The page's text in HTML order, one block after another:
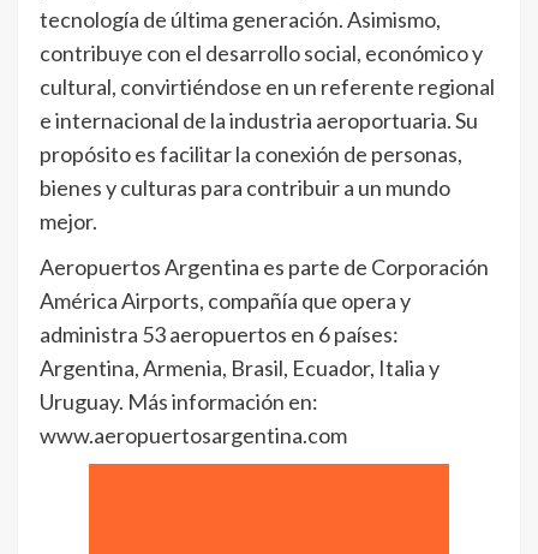
tecnología de última generación. Asimismo,
contribuye con el desarrollo social, económico y
cultural, convirtiéndose en un referente regional
e internacional de la industria aeroportuaria. Su
propósito es facilitar la conexión de personas,
bienes y culturas para contribuir a un mundo
mejor.
Aeropuertos Argentina es parte de Corporación
América Airports, compañía que opera y
administra 53 aeropuertos en 6 países:
Argentina, Armenia, Brasil, Ecuador, Italia y
Uruguay. Más información en:
www.aeropuertosargentina.com